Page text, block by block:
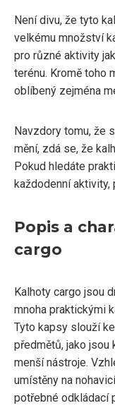
Není divu, že tyto
velkému množství
pro různé aktivity
terénu. Kromě toho
oblíbený zejména
Navzdory tomu, že
mění, zdá se, že
Pokud hledáte
každodenní aktivity,
Popis a
cargo
Kalhoty cargo jsou
mnoha praktickými
Tyto kapsy slouží
předmětů, jako
menší nástroje.
umístěny na
potřebné odkládací